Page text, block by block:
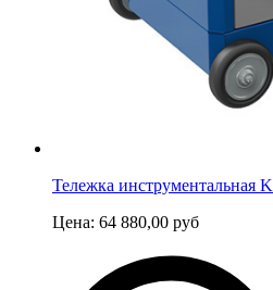
Тележка инструментальная
Цена: 64 880,00 руб